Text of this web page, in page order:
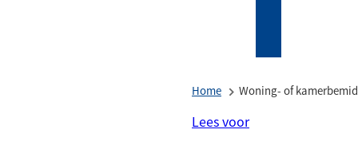
externe
Home Woning- of
Lees voor